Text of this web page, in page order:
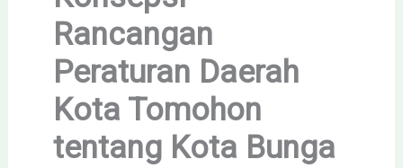
Rancangan
Peraturan Daerah
Kota Tomohon
tentang Kota Bunga